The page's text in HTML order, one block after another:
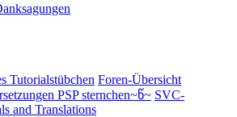
Tutorialstübchen Foren-Übersicht
PSP sternchen~წ~ SVC-
and Translations